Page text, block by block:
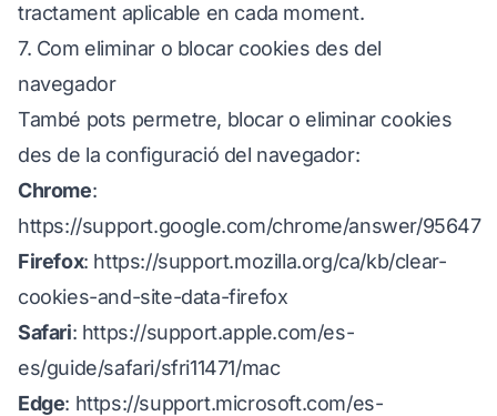
tractament aplicable en cada moment.
7. Com eliminar o blocar cookies des del
navegador
També pots permetre, blocar o eliminar cookies
des de la configuració del navegador:
Chrome:
https://support.google.com/chrome/answer/95647
Firefox: https://support.mozilla.org/ca/kb/clear-
cookies-and-site-data-firefox
Safari: https://support.apple.com/es-
es/guide/safari/sfri11471/mac
Edge: https://support.microsoft.com/es-